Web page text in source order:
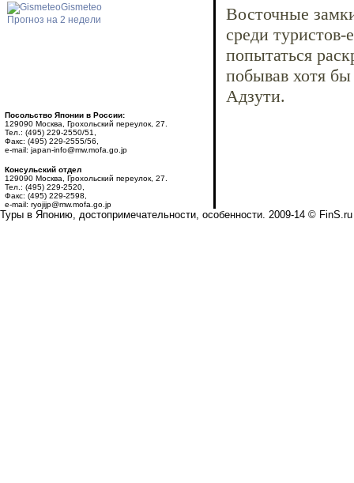
Gismeteo
Прогноз на 2 недели
Посольство Японии в России:
129090 Москва, Грохольский переулок, 27.
Тел.: (495) 229-2550/51,
Факс: (495) 229-2555/56,
e-mail: japan-info@mw.mofa.go.jp
Консульский отдел
129090 Москва, Грохольский переулок, 27.
Тел.: (495) 229-2520,
Факс: (495) 229-2598,
e-mail: ryojijp@mw.mofa.go.jp
Восточные
среди
попытаться
побывав хотя
Адзути.
Туры в Японию, достопримечательности, особенности. 2009-14 © FinS.ru